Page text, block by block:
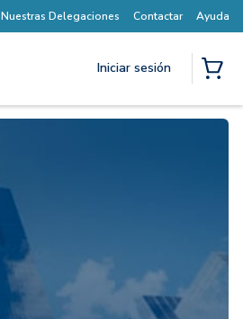
Nuestras Delegaciones Contactar Ayuda
Iniciar sesión